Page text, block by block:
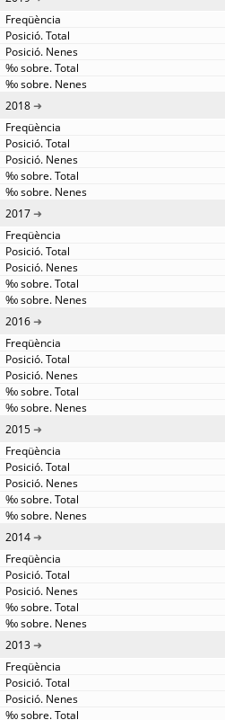
2018
2017
2016
2015
2014
2013